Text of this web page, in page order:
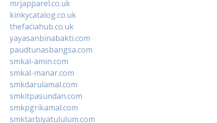
mrjapparel.co.uk
kinkycatalog.co.uk
thefaciahub.co.uk
yayasanbinabakti.com
paudtunasbangsa.com
smkal-amin.com
smkal-manar.com
smkdarulamal.com
smkitpasundan.com
smkpgrikamal.com
smktarbiyatululum.com